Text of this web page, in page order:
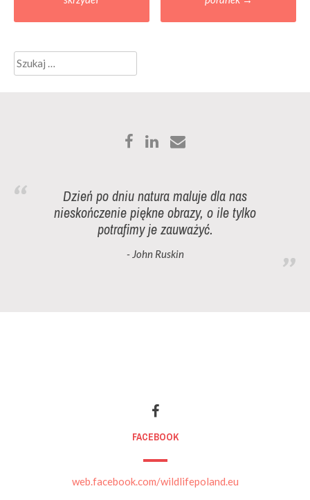
navigation
Szukaj:
Dzień po dniu natura maluje dla nas
nieskończenie piękne obrazy, o ile tylko
potrafimy je zauważyć.
- John Ruskin
FACEBOOK
web.facebook.com/wildlifepoland.eu